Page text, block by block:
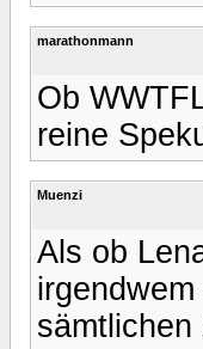
marathonmann
Ob
reine
Muenzi
Als ob